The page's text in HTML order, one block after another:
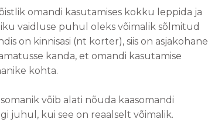
omandi kasutamises kokku leppida ja
vaidluse puhul oleks võimalik sõlmitud
on kinnisasi (nt korter), siis on asjakohane
kanda, et omandi kasutamise
kohta.
võib alati nõuda kaasomandi
juhul, kui see on reaalselt võimalik.